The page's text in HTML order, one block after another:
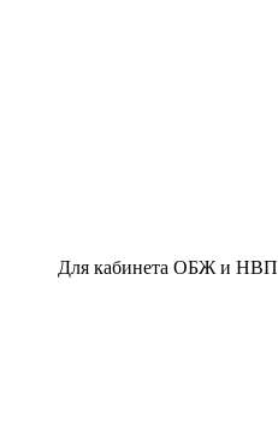
Для кабинета ОБЖ и НВП